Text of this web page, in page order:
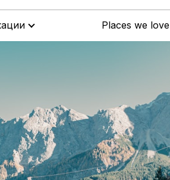
Places we love